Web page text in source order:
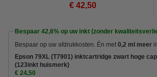
€ 42,50
Bespaar 42,6% op uw inkt (zonder
Bespaar op uw afdrukkosten. Én met 0,2 ml meer
Epson 79XL (T7901) inktcartridge zwart hoge
(123inkt huismerk)
€ 24,50